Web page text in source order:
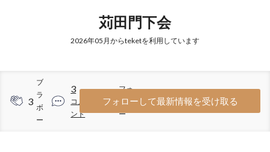
苅田門下会
2026年05月からteketを利用しています
3
ブ
ラ
ボ
ー
3
コメ
ント
20
フォ
ロワ
ー
フォローして最新情報を受け取る